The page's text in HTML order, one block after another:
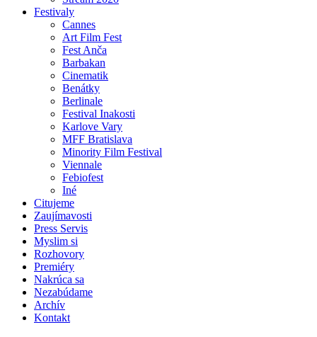
Festivaly
Cannes
Art Film Fest
Fest Anča
Barbakan
Cinematik
Benátky
Berlinale
Festival Inakosti
Karlove Vary
MFF Bratislava
Minority Film Festival
Viennale
Febiofest
Iné
Citujeme
Zaujímavosti
Press Servis
Myslim si
Rozhovory
Premiéry
Nakrúca sa
Nezabúdame
Archív
Kontakt